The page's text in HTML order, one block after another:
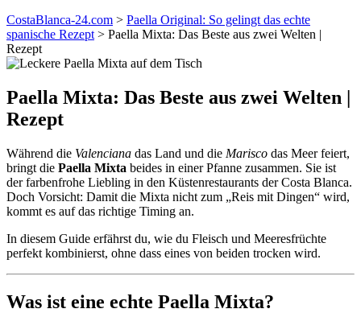
CostaBlanca-24.com > Paella Original: So gelingt das echte
spanische Rezept > Paella Mixta: Das Beste aus zwei Welten |
Rezept
Paella Mixta: Das Beste aus zwei Welten |
Rezept
Während die Valenciana das Land und die Marisco das Meer feiert,
bringt die Paella Mixta beides in einer Pfanne zusammen. Sie ist
der farbenfrohe Liebling in den Küstenrestaurants der Costa Blanca.
Doch Vorsicht: Damit die Mixta nicht zum „Reis mit Dingen“ wird,
kommt es auf das richtige Timing an.
In diesem Guide erfährst du, wie du Fleisch und Meeresfrüchte
perfekt kombinierst, ohne dass eines von beiden trocken wird.
Was ist eine echte Paella Mixta?